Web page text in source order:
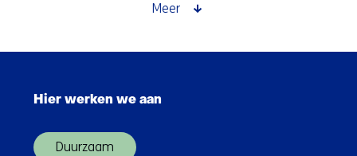
Meer
Hier werken we aan
Duurzaam